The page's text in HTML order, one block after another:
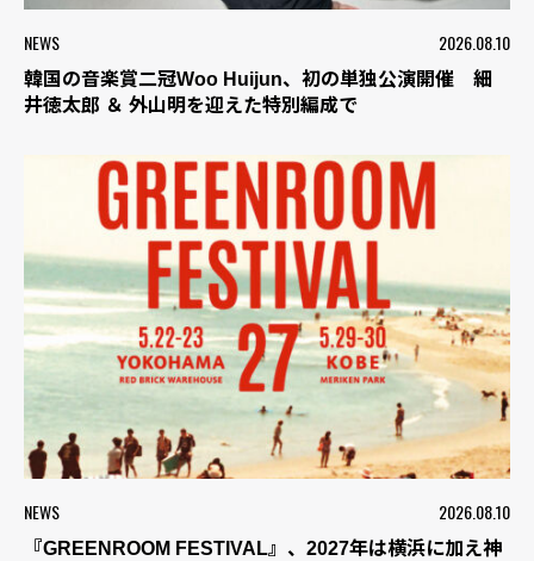
NEWS 2026.08.10
韓国の音楽賞二冠Woo Huijun、初の単独公演開催 細
井徳太郎 ＆ 外山明を迎えた特別編成で
NEWS 2026.08.10
『GREENROOM FESTIVAL』、2027年は横浜に加え神